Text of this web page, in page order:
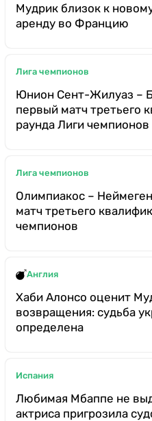
Мудрик близок к
аренду во Францию
Лига чемпионов
Юнион Сент-Жилуаз –
первый матч третьего
раунда Лиги чемпионов
Лига чемпионов
Олимпиакос –
матч третьего
чемпионов
Англия
Хаби Алонсо оценит
возвращения: судьба
определена
Испания
Любимая Мбаппе не
актриса пригрозила